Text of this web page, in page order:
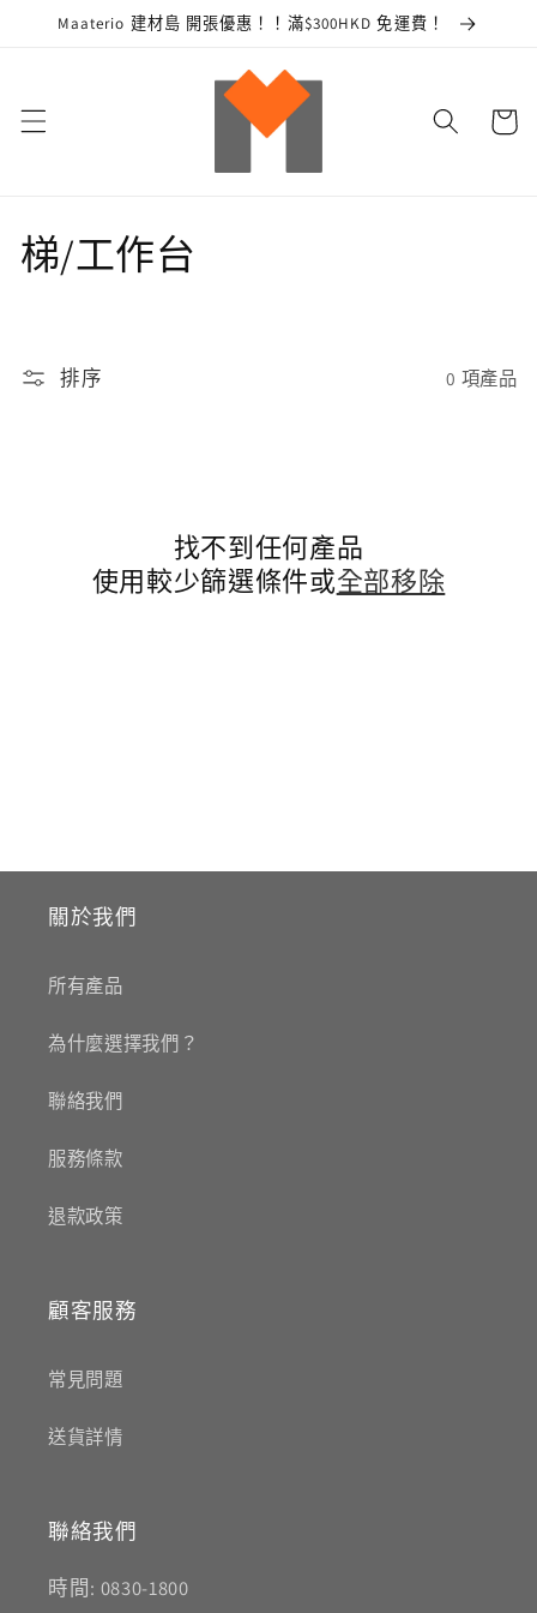
跳至內
Maaterio 建材島 開張優惠！！滿$300HKD 免運費！
物
商
列
梯/工作台
排序 0 項產品
找不到任何產品
使用較少篩選條件或全部移除
關於我們
所有產品
為什麼選擇我們？
聯絡我們
服務條款
退款政策
顧客服務
常見問題
送貨詳情
聯絡我們
時間: 0830-1800